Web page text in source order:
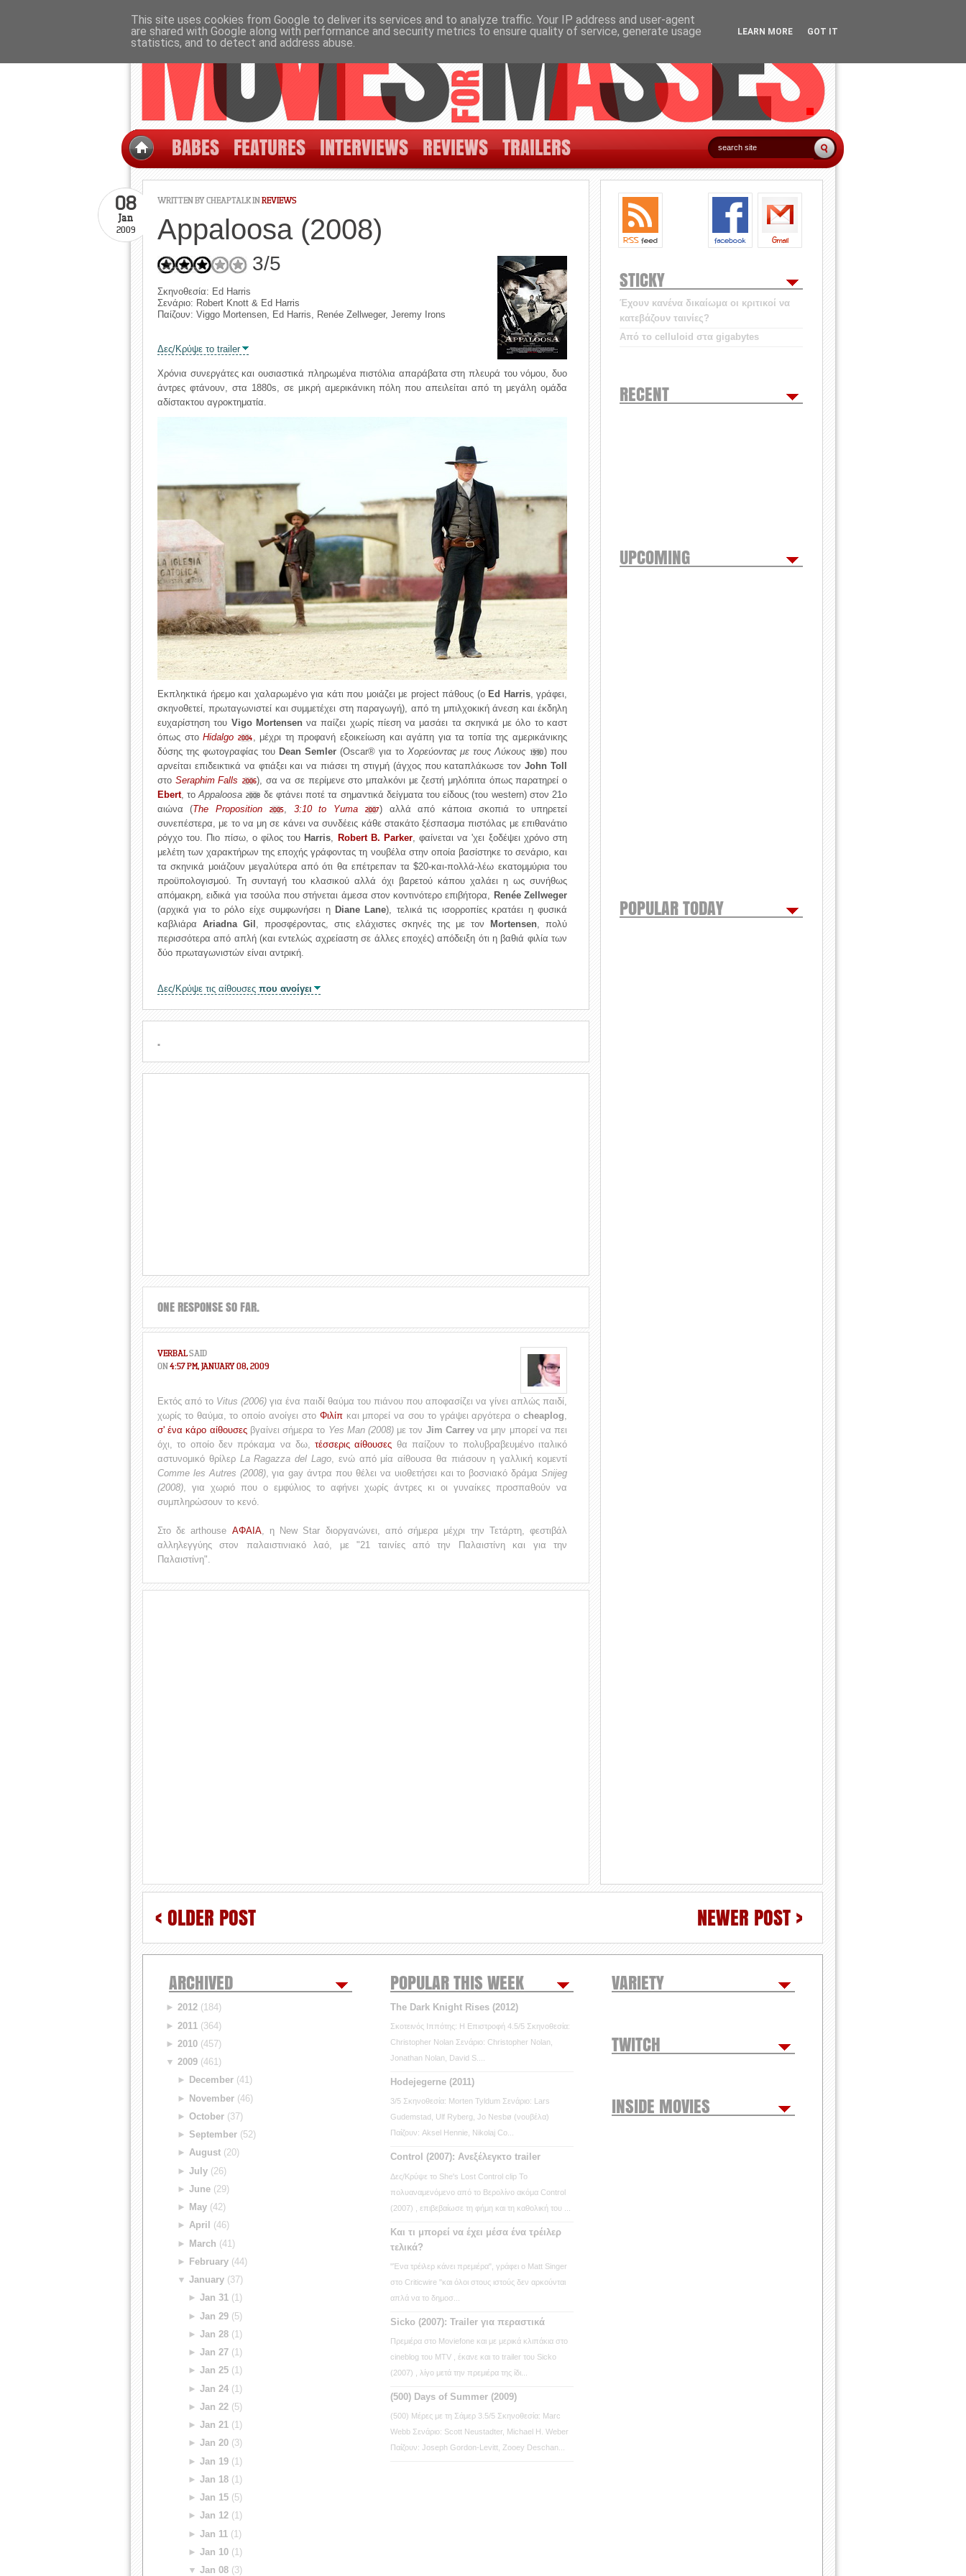
BABES FEATURES INTERVIEWS REVIEWS TRAILERS
WRITTEN BY CHEAPTALK INREVIEWS
08
Jan
2009 Appaloosa (2008)
3/5
Σκηνοθεσία: Ed Harris
Σενάριο: Robert Knott & Ed Harris
Παίζουν: Viggo Mortensen, Ed Harris, Renée Zellweger, Jeremy Irons
Δες/Κρύψε το trailer
Χρόνια συνεργάτες και ουσιαστικά πληρωμένα πιστόλια απαράβατα στη πλευρά του νόμου, δυο
άντρες φτάνουν, στα 1880s, σε μικρή αμερικάνικη πόλη που απειλείται από τη μεγάλη ομάδα
αδίστακτου αγροκτηματία.
Εκπληκτικά ήρεμο και χαλαρωμένο για κάτι που μοιάζει με project πάθους (ο Ed Harris, γράφει,
σκηνοθετεί, πρωταγωνιστεί και συμμετέχει στη παραγωγή), από τη μπιλχοκική άνεση και έκδηλη
ευχαρίστηση του Vigo Mortensenνα παίζει χωρίς πίεση να μασάει τα σκηνικά με όλο το καστ
όπως στοHidalgo 2004, μέχρι τη προφανή εξοικείωση και αγάπη για τα τοπία της αμερικάνικης
δύσης της φωτογραφίας του Dean Semler (Oscar® για το Χορεύοντας με τους Λύκους 1990) που
αρνείται επιδεικτικά να φτιάξει και να πιάσει τη στιγμή (άγχος που καταπλάκωσε τονJohn Toll
στο Seraphim Falls 2006), σα να σε περίμενε στο μπαλκόνι με ζεστή μηλόπιτα όπως παρατηρεί ο
Ebert, τοAppaloosa 2008 δε φτάνει ποτέ τα σημαντικά δείγματα του είδους (του western) στον 21ο
αιώνα (The Proposition 2005, 3:10 to Yuma 2007) αλλά από κάποια σκοπιά το υπηρετεί
συνεπέστερα, με το να μη σε κάνει να συνδέεις κάθε στακάτο ξέσπασμα πιστόλας με επιθανάτιο
ρόγχο του. Πιο πίσω, ο φίλος του Harris, Robert B. Parker, φαίνεται να 'χει ξοδέψει χρόνο στη
μελέτη των χαρακτήρων της εποχής γράφοντας τη νουβέλα στην οποία βασίστηκε το σενάριο, και
τα σκηνικά μοιάζουν μεγαλύτερα από ότι θα επέτρεπαν τα $20-και-πολλά-λέω εκατομμύρια του
προϋπολογισμού. Τη συνταγή του κλασικού αλλά όχι βαρετού κάπου χαλάει η ως συνήθως
απόμακρη, ειδικά για τσούλα που στήνεται άμεσα στον κοντινότερο επιβήτορα, Renée Zellweger
(αρχικά για το ρόλο είχε συμφωνήσει η Diane Lane), τελικά τις ισορροπίες κρατάει η φυσικά
καβλιάρα Ariadna Gil , προσφέροντας, στις ελάχιστες σκηνές της με τον Mortensen, πολύ
περισσότερα από απλή (και εντελώς αχρείαστη σε άλλες εποχές) απόδειξη ότι η βαθιά φιλία των
δύο πρωταγωνιστών είναι αντρική.
Δες/Κρύψε τις αίθουσες που ανοίγει
.
ONE RESPONSE SO FAR.
VERBALSAID
ON4:57 PM, JANUARY 08, 2009
Εκτός από το Vitus (2006) για ένα παιδί θαύμα του πιάνου που αποφασίζει να γίνει απλώς παιδί,
χωρίς το θαύμα, το οποίο ανοίγει στο Φιλίπκαι μπορεί να σου το γράψει αργότερα ο cheaplog,
σ' ένα κάρο αίθουσεςβγαίνει σήμερα το Yes Man (2008) με τον Jim Carreyνα μην μπορεί να πει
όχι, το οποίο δεν πρόκαμα να δω,τέσσερις αίθουσες θα παίζουν το πολυβραβευμένο ιταλικό
αστυνομικό θρίλερ La Ragazza del Lago, ενώ από μία αίθουσα θα πιάσουν η γαλλική κομεντί
Comme les Autres (2008), για gay άντρα που θέλει να υιοθετήσει και το βοσνιακό δράμαSnijeg
(2008), για χωριό που ο εμφύλιος το αφήνει χωρίς άντρες κι οι γυναίκες προσπαθούν να
συμπληρώσουν το κενό.
Στο δε arthouse ΑΦΑΙΑ, η New Star διοργανώνει, από σήμερα μέχρι την Τετάρτη, φεστιβάλ
αλληλεγγύης στον παλαιστινιακό λαό, με "21 ταινίες από την Παλαιστίνη και για την
Παλαιστίνη".
< OLDER POST NEWER POST >
STICKY
Έχουν κανένα δικαίωμα οι κριτικοί να
κατεβάζουν ταινίες?
Από το celluloid στα gigabytes
RECENT
UPCOMING
POPULAR TODAY
ARCHIVED
►2012 (184)
►2011 (364)
►2010 (457)
▼2009 (461)
►
December(41)
► November(46)
► October(37)
► September(52)
► August(20)
► July(26)
► June(29)
►
May(42)
► April
(46)
► March (41)
►
February(44)
▼ January(37)
►Jan 31 (1)
►Jan 29 (5)
►Jan 28 (1)
►Jan 27 (1)
►Jan 25 (1)
►Jan 24 (1)
►Jan 22 (5)
►Jan 21 (1)
►Jan 20 (3)
►Jan 19 (1)
►Jan 18 (1)
►Jan 15 (5)
►Jan 12 (1)
►Jan 11 (1)
►Jan 10 (1)
▼Jan 08 (3)
POPULAR THIS WEEK
The Dark Knight Rises (2012)
Σκοτεινός Ιππότης: Η Επιστροφή 4.5/5 Σκηνοθεσία:
Christopher Nolan Σενάριο: Christopher Nolan,
Jonathan Nolan, David S....
Hodejegerne (2011)
3/5 Σκηνοθεσία: Morten Tyldum Σενάριο: Lars
Gudemstad, Ulf Ryberg, Jo Nesbø (νουβέλα)
Παίζουν: Aksel Hennie, Nikolaj Co...
Control (2007): Ανεξέλεγκτο trailer
Δες/Κρύψε το She's Lost Control clip Το
πολυαναμενόμενο από το Βερολίνο ακόμα Control
(2007) , επιβεβαίωσε τη φήμη και τη καθολική του ...
Και τι μπορεί να έχει μέσα ένα τρέιλερ
τελικά?
"Ένα τρέιλερ κάνει πρεμιέρα", γράφει ο Matt Singer
στο Criticwire "και όλοι στους ιστούς δεν αρκούνται
απλά να το δημοσ...
Sicko (2007): Trailer για περαστικά
Πρεμιέρα στο Moviefone και με μερικά κλιπάκια στο
cineblog του MTV , έκανε και το trailer του Sicko
(2007) , λίγο μετά την πρεμιέρα της ίδι...
(500) Days of Summer (2009)
(500) Μέρες με τη Σάμερ 3.5/5 Σκηνοθεσία: Marc
Webb Σενάριο: Scott Neustadter, Michael H. Weber
Παίζουν: Joseph Gordon-Levitt, Zooey Deschan...
VARIETY
TWITCH
INSIDE MOVIES
This site uses cookies from Google to deliver its services and to analyze traffic. Your IP address and user-agent
are shared with Google along with performance and security metrics to ensure quality of service, generate usage
statistics, and to detect and address abuse.
LEARN MORE GOT IT